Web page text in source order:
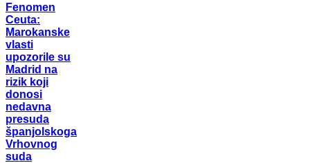
Fenomen
Ceuta:
Marokanske
vlasti
upozorile su
Madrid na
rizik koji
donosi
nedavna
presuda
španjolskoga
Vrhovnog
suda